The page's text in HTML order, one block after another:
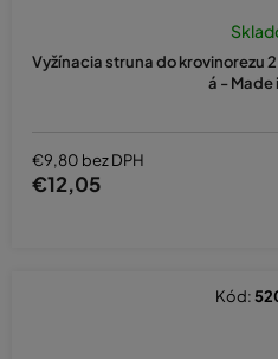
Vyžínacia struna do krovinorezu
á - Made
€9,80 bez DPH
€12,05
Kód: